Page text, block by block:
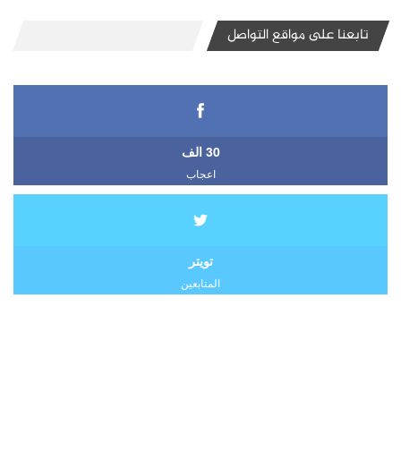
تابعنا على مواقع التواصل
30 الف
اعجاب
تويتر
المتابعين